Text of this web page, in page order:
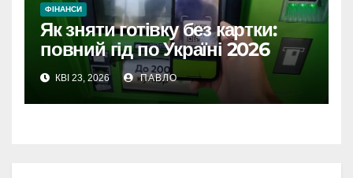
ФІНАНСИ
Як зняти готівку без картки:
повний гід по Україні 2026
КВІ 23, 2026 ПАВЛО